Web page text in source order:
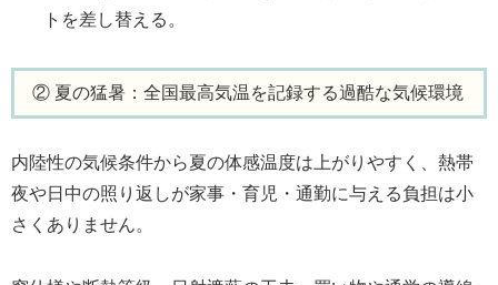
トを差し替える。
② 夏の猛暑：全国最高気温を記録する過酷な気候環境
内陸性の気候条件から夏の体感温度は上がりやすく、熱帯
夜や日中の照り返しが家事・育児・通勤に与える負担は小
さくありません。